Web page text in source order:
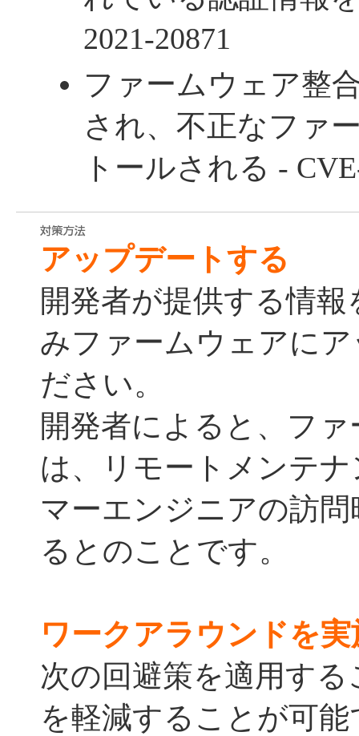
2021-20871
ファームウェア整
され、不正なファ
トールされる -
アップデートする
開発者が提供する情
みファームウェアに
ださい。
開発者によると、フ
は、リモートメンテ
マーエンジニアの訪
るとのことです。
ワークアラウンドを
次の回避策を適用す
を軽減することが可能